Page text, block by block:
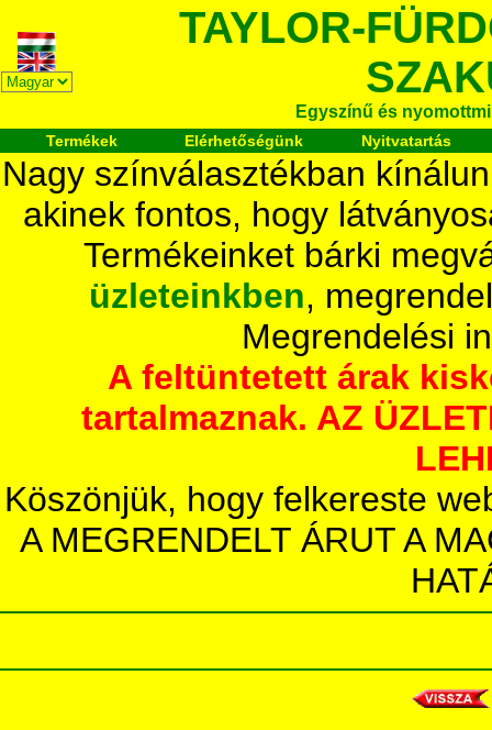
TAYLOR-
Egyszínű és
Termékek Elérhetőségünk Nyitvatartás
Nagy színválasztékban
akinek fontos, hogy
Termékeinket bárki
üzleteinkben,
Megrendelési
A feltüntetett árak
tartalmaznak. AZ
Köszönjük, hogy felkereste
A MEGRENDELT ÁRUT A